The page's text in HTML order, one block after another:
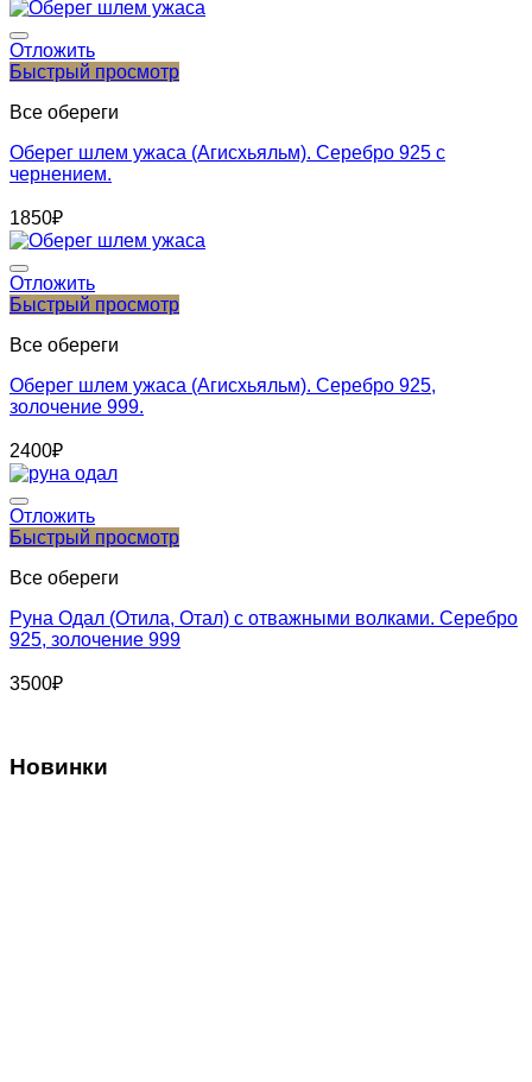
Отложить
Быстрый просмотр
Все обереги
Оберег шлем ужаса (Агисхьяльм). Серебро 925 с
чернением.
1850₽
Отложить
Быстрый просмотр
Все обереги
Оберег шлем ужаса (Агисхьяльм). Серебро 925,
золочение 999.
2400₽
Отложить
Быстрый просмотр
Все обереги
Руна Одал (Отила, Отал) с отважными волками. Серебро
925, золочение 999
3500₽
Новинки